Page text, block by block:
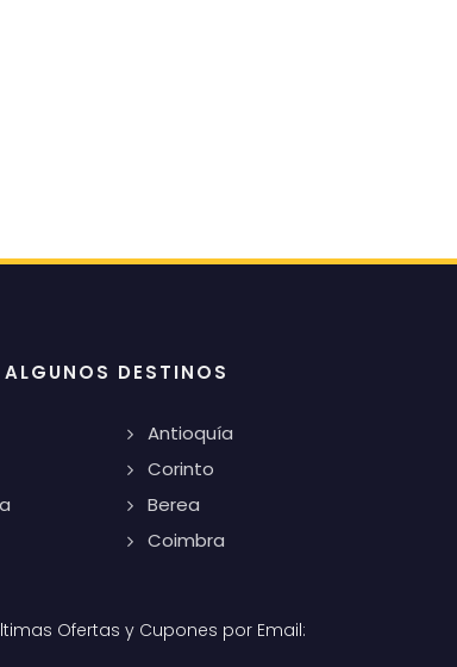
DESTINOS
Antioquía
Corinto
Berea
Coimbra
Ofertas y Cupones por Email: